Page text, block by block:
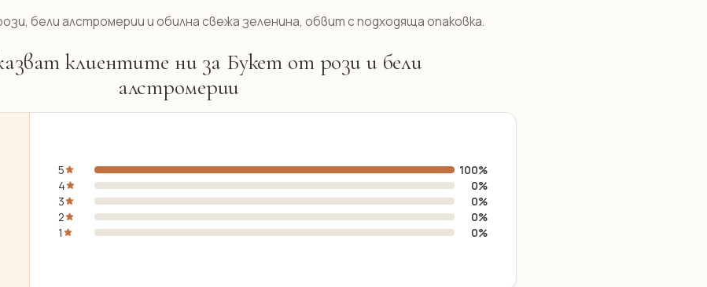
бели алстромерии и обилна свежа зеленина, обвит с подходяща опаковка.
клиентите ни за Букет от рози и бели
алстромерии
5
100%
4
0%
3
0%
2
0%
1
0%